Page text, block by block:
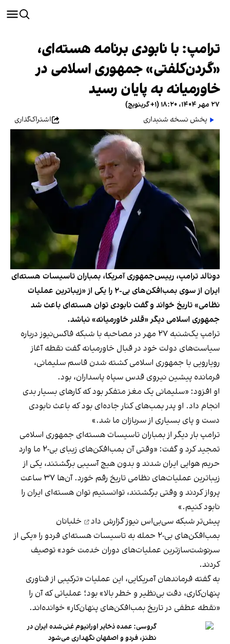
ترامپ: با نابودی برنامه هسته‌ای،
«گردن‌کلفتی» جمهوری اسلامی در
خاورمیانه به پایان رسید
۲۷ مهر ۱۴۰۴، ۱۸:۲۰ (‎+۱ گرینویچ)
پخش نسخه شنیداری
اشتراک‌گذاری
دونالد ترامپ، رییس‌جمهوری آمریکا، بمباران تاسیسات هسته‌ای
ایران از سوی بمب‌افکن‌های بی-۲ را یکی از «زیباترین عملیات
نظامی» تاریخ خواند و گفت نابودی توان هسته‌ای باعث شد
جمهوری اسلامی دیگر «قلدر خاورمیانه» نباشد.
ترامپ یک‌شنبه ۲۷ مهر در مصاحبه با شبکه فاکس‌نیوز درباره
سیاست‌های دولت خود در قبال خاورمیانه گفت نقطه آغاز
رویارویی با جمهوری اسلامی کشته شدن قاسم سلیمانی،
فرمانده پیشین نیروی قدس سپاه پاسداران، بود.
او افزود: «سلیمانی یک مغز متفکر بود که کارهای بسیار بدی
انجام داد. او پدر بمب‌های کنار جاده‌ای بود که باعث نابودی
دست و پای بسیاری از سربازان ما شد.»
ترامپ بار دیگر از بمباران تاسیسات هسته‌ای جمهوری اسلامی
تمجید کرد و گفت: «وقتی آن بمب‌افکن‌های زیبا‌ی بی-۲ ما وارد
حریم هوایی ایران شدند و بدون هیچ آسیبی برگشتند، یکی از
زیباترین عملیات‌های نظامی تاریخ رقم خورد. آن‌ها ۳۷ ساعت
پرواز کردند و وقتی برگشتند، توانستیم توان هسته‌ای ایران را
نابود کنیم.»
پیش‌تر شبکه سی‌بی‌اس نیوزگزارش داد
خلبانان
بمب‌افکن‌های بی‌-۲ حمله به تاسیسات هسته‌ای فردو را «یکی از
سرنوشت‌سازترین عملیات‌های دوران خدمت خود» توصیف
کردند.
به گفته فرماندهان آمریکایی، این عملیات «ترکیبی از فناوری
پنهان‌کاری، دقت بی‌نظیر و خطر بالا» بود؛ عملیاتی که آن را
«نقطه عطفی در تاریخ بمب‌افکن‌های پنهان‌کار» خوانده‌اند.
گروسی: عمده ذخایر اورانیوم غنی‌شده ایران در
نطنز، فردو و اصفهان نگهداری می‌شود